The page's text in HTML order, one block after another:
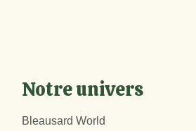
Notre univers
Bleausard World